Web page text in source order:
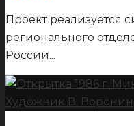
Проект реализуется
регионального
России...